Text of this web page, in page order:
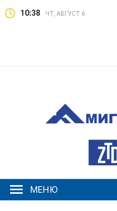
10:38 ЧТ, АВГУСТ 6
МЕНЮ